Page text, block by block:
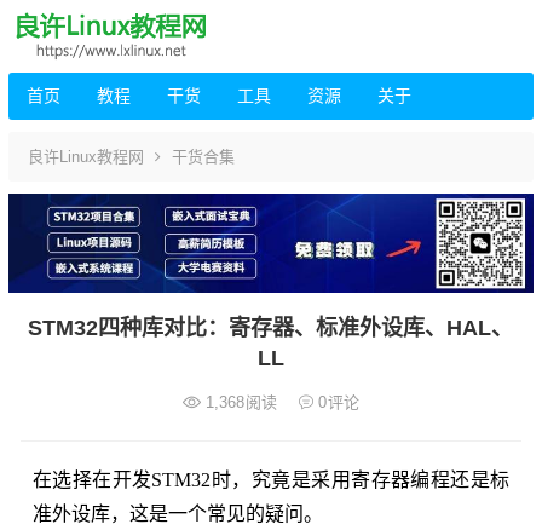
首页 教程 干货 工具 资源 关于
良许Linux教程网 干货合集
STM32四种库对比：寄存器、标准外设库、HAL、
LL
1,368阅读 0评论
在选择在开发STM32时，究竟是采用寄存器编程还是标
准外设库，这是一个常见的疑问。